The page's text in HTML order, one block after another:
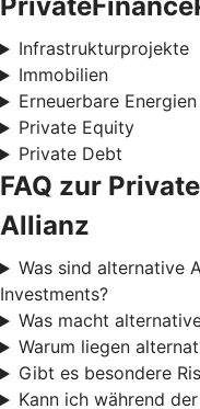
Infrastrukturprojekte
Immobilien
Erneuerbare Energien
Private Equity
Private Debt
FAQ zur
Allianz
Was sind alternative
Investments?
Was macht
Warum liegen
Gibt es besondere
Kann ich während